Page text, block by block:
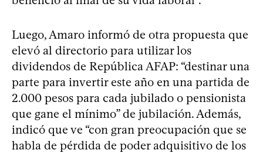
Luego, Amaro informó de otra propuesta que
elevó al directorio para utilizar los
dividendos de República AFAP: “destinar una
parte para invertir este año en una partida de
2.000 pesos para cada jubilado o pensionista
que gane el mínimo” de jubilación. Además,
indicó que ve “con gran preocupación que se
habla de pérdida de poder adquisitivo de los